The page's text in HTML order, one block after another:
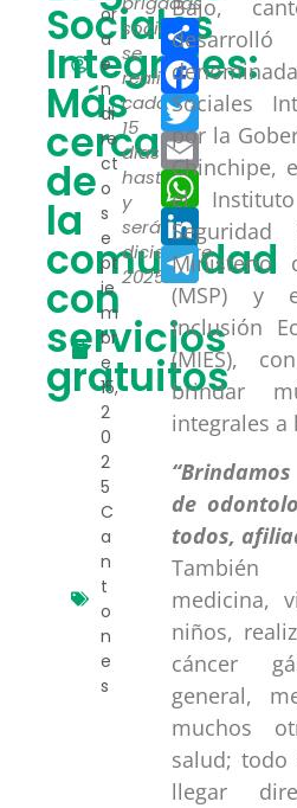
Sociales
Integrales:
Más
cerca
de
la
comunidad
con
servicios
gratuitos
or
a
e
n
di
re
ct
o
s
e
pt
ie
m
br
e
15,
2
0
2
5
C
a
n
t
o
n
e
s
sociales
se
realizan
cada
15
días
hasta
y
serán
diciembre
2025.
Compartir
Facebook
Twitter
Email
LinkedIn
Telegram
Bajo,
Sociales
por la
Chinchipe,
el
Seguridad
Ministerio
(MSP) y
Inclusión
(MIES),
brindar
integrales a
de
todos,
medicina,
niños,
cáncer
general,
muchos
salud;
llegar